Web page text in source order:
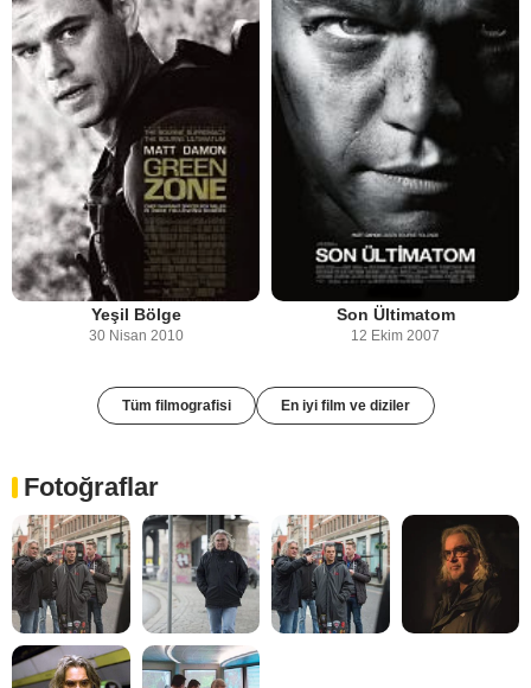
Yeşil Bölge
30 Nisan 2010
Son Ültimatom
12 Ekim 2007
Tüm filmografisi En iyi film ve diziler
Fotoğraflar